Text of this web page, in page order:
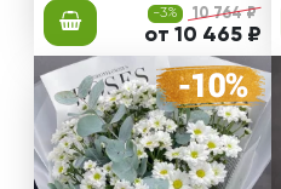
-3% 10 764 ₽
от 10 465 ₽